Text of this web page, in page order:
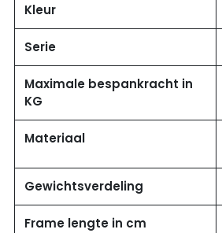
Kleur
Serie
Maximale bespankracht in
KG
Materiaal
Gewichtsverdeling
Frame lengte in cm